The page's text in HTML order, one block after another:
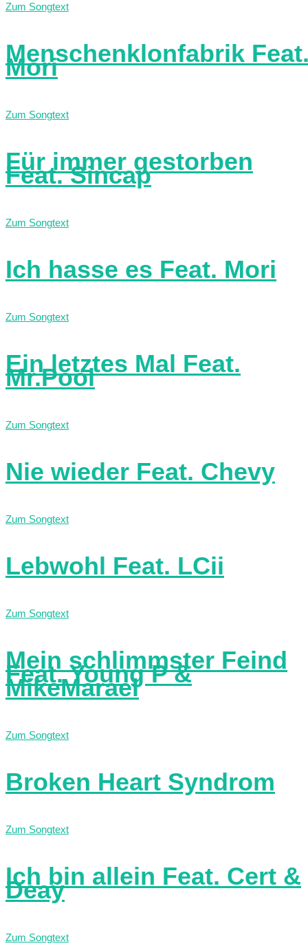
Zum Songtext
Menschenklonfabrik
Mori
Zum Songtext
Für immer gestorben
Feat. Sincap
Zum Songtext
Ich hasse es Feat. Mori
Zum Songtext
Ein letztes Mal Feat.
Mr.Pool
Zum Songtext
Nie wieder Feat. Chevy
Zum Songtext
Lebwohl Feat. LCii
Zum Songtext
Mein schlimmster Feind
Feat. Young P &
MikeMarael
Zum Songtext
Broken Heart Syndrom
Zum Songtext
Ich bin allein Feat. Cert &
Deay
Zum Songtext